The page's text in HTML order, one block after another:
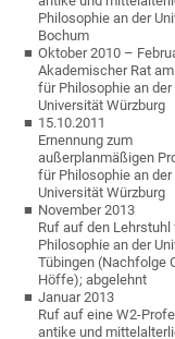
Philosophie an der
Bochum
Oktober 2010 –
Akademischer Rat
für Philosophie an der
Universität Würzburg
15.10.2011
Ernennung zum
außerplanmäßigen
für Philosophie an der
Universität Würzburg
November 2013
Ruf auf den
Philosophie an der
Tübingen (Nachfolge
Höffe); abgelehnt
Januar 2013
Ruf auf eine W2-
antike und